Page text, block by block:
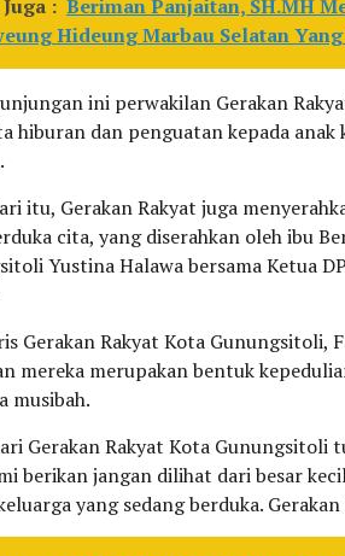
: Beriman Panjaitan, SH.MH
Hideung Marbau Selatan
ini perwakilan Gerakan
hiburan dan penguatan kepada anak
itu, Gerakan Rakyat juga
cita, yang diserahkan oleh ibu
Yustina Halawa bersama Ketua
Gerakan Rakyat Kota Gunungsitoli,
mereka merupakan bentuk
musibah.
Gerakan Rakyat Kota
berikan jangan dilihat dari besar
yang sedang berduka.